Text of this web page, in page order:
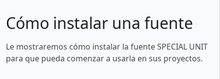
Cómo instalar una fuente
Le mostraremos cómo instalar la fuente SPECIAL UNIT
para que pueda comenzar a usarla en sus proyectos.